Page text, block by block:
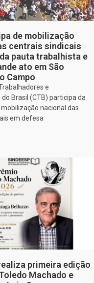
de mobilização
centrais sindicais
pauta trabalhista e
ato em São
Campo
e
Brasil (CTB) participa da
nacional das
em defesa
primeira edição
Machado e